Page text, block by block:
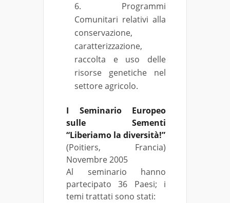
Programmi
Comunitari relativi alla
conservazione,
caratterizzazione,
raccolta e uso delle
risorse genetiche nel
settore agricolo.
I Seminario Europeo
sulle Sementi
“Liberiamo la diversità!”
(Poitiers, Francia)
Novembre 2005
Al seminario hanno
partecipato 36 Paesi; i
temi trattati sono stati: